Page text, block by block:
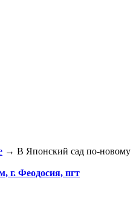
→ В Японский сад по-новому
г. Феодосия, пгт